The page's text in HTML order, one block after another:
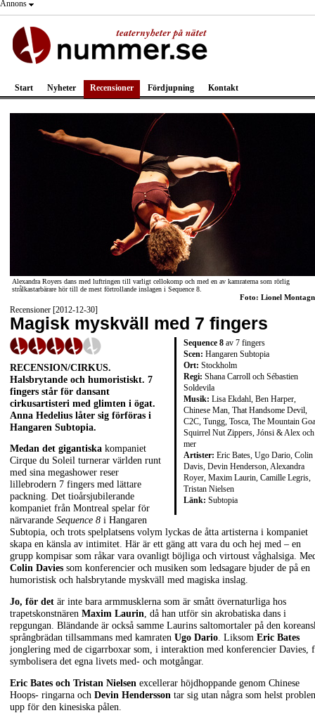
Annons
Start Nyheter Recensioner Fördjupning Kontakt
Alexandra Royers dans med luftringen till varligt cellokomp och med en av kamraterna som rörlig
strålkastarbärare hör till de mest förtrollande inslagen i Sequence 8.
Foto: Lionel
Recensioner [2012-12-30]
Magisk myskväll med 7 fingers
Sequence 8 av 7 fingers
Scen: Hangaren Subtopia
Ort: Stockholm
Regi: Shana Carroll och Sébastien
Soldevila
Musik: Lisa Ekdahl, Ben Harper,
Chinese Man, That Handsome Devil,
C2C, Tungg, Tosca, The Mountain
Squirrel Nut Zippers, Jónsi & Alex och
mer
Artister: Eric Bates, Ugo Dario, Colin
Davis, Devin Henderson, Alexandra
Royer, Maxim Laurin, Camille Legris,
Tristan Nielsen
Länk: Subtopia
RECENSION/CIRKUS.
Halsbrytande och humoristiskt. 7
fingers står för dansant
cirkusartisteri med glimten i ögat.
Anna Hedelius låter sig förföras i
Hangaren Subtopia.
Medan det gigantiska kompaniet
Cirque du Soleil turnerar världen runt
med sina megashower reser
lillebrodern 7 fingers med lättare
packning. Det tioårsjubilerande
kompaniet från Montreal spelar för
närvarande Sequence 8 i Hangaren
Subtopia, och trots spelplatsens volym lyckas de åtta artisterna i kompaniet
skapa en känsla av intimitet. Här är ett gäng att vara du och hej med – en
grupp kompisar som råkar vara ovanligt böjliga och virtoust våghalsiga.
Colin Davies som konferencier och musiken som ledsagare bjuder de på en
humoristisk och halsbrytande myskväll med magiska inslag.
Jo, för det är inte bara armmusklerna som är smått övernaturliga hos
trapetskonstnären Maxim Laurin, då han utför sin akrobatiska dans i
repgungan. Bländande är också samme Laurins saltomortaler på den
språngbrädan tillsammans med kamraten Ugo Dario. Liksom Eric Bates
jonglering med de cigarrboxar som, i interaktion med konferencier Davies,
symbolisera det egna livets med- och motgångar.
Eric Bates och Tristan Nielsen excellerar höjdhoppande genom Chinese
Hoops- ringarna och Devin Hendersson tar sig utan några som helst
upp för den kinesiska pålen.